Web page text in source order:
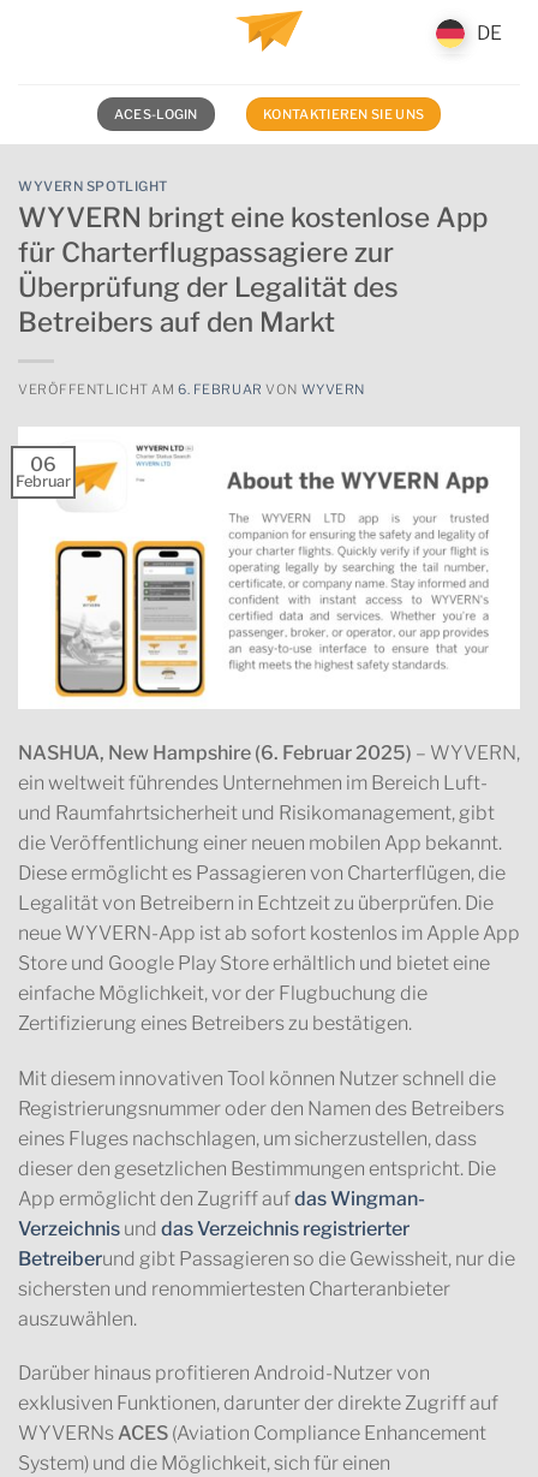
ACES-LOGIN KONTAKTIEREN SIE UNS
WYVERN SPOTLIGHT
WYVERN bringt eine kostenlose App
für Charterflugpassagiere zur
Überprüfung der Legalität des
Betreibers auf den Markt
VERÖFFENTLICHT AM6. FEBRUAR VON WYVERN
06
Februar
NASHUA, New Hampshire (6. Februar 2025) – WYVERN,
ein weltweit führendes Unternehmen im Bereich Luft-
und Raumfahrtsicherheit und Risikomanagement, gibt
die Veröffentlichung einer neuen mobilen App bekannt.
Diese ermöglicht es Passagieren von Charterflügen, die
Legalität von Betreibern in Echtzeit zu überprüfen. Die
neue WYVERN-App ist ab sofort kostenlos im Apple App
Store und Google Play Store erhältlich und bietet eine
einfache Möglichkeit, vor der Flugbuchung die
Zertifizierung eines Betreibers zu bestätigen.
Mit diesem innovativen Tool können Nutzer schnell die
Registrierungsnummer oder den Namen des Betreibers
eines Fluges nachschlagen, um sicherzustellen, dass
dieser den gesetzlichen Bestimmungen entspricht. Die
App ermöglicht den Zugriff aufdas Wingman-
Verzeichnis und das Verzeichnis registrierter
Betreiberund gibt Passagieren so die Gewissheit, nur die
sichersten und renommiertesten Charteranbieter
auszuwählen.
Darüber hinaus profitieren Android-Nutzer von
exklusiven Funktionen, darunter der direkte Zugriff auf
WYVERNsACES (Aviation Compliance Enhancement
System) und die Möglichkeit, sich für einen
DE
DE